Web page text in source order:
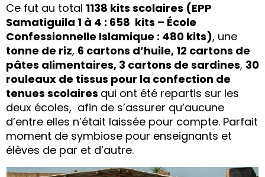
Ce fut au total 1138 kits scolaires (EPP
Samatiguila 1 à 4 : 658 kits – École
Confessionnelle Islamique : 480 kits), une
tonne de riz, 6 cartons d’huile, 12 cartons de
pâtes alimentaires, 3 cartons de sardines, 30
rouleaux de tissus pour la confection de
tenues scolaires qui ont été repartis sur les
deux écoles, afin de s’assurer qu’aucune
d’entre elles n’était laissée pour compte. Parfait
moment de symbiose pour enseignants et
élèves de par et d’autre.